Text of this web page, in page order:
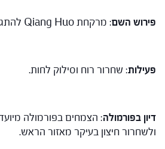
פירוש השם: מרקחת Qiang Huo להתגברות על לחות.
פעילות: שחרור רוח וסילוק לחות.
דיון בפורמולה: הצמחים בפורמולה
ולשחרור חיצון בעיקר מאזור הראש.